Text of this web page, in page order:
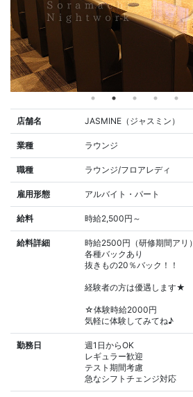
店舗名 JASMINE（ジャスミン）
業種 ラウンジ
職種 ラウンジ/フロアレディ
雇用形態 アルバイト・パート
給料 時給2,500円～
給料詳細
時給2500円（研修期間アリ）
各種バックあり
抜きもの20％バック！！
経験者の方は優遇します★
☆体験時給2000円
気軽に体験してみてね♪
勤務日
週1日からOK
レギュラー歓迎
テスト期間考慮
急なシフトチェンジ対応